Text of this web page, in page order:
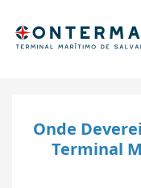
Onde
Terminal